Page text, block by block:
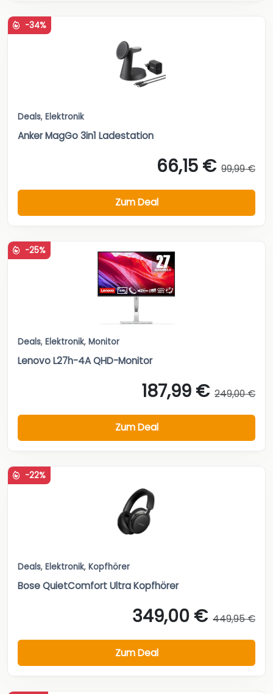
-34%
Deals, Elektronik
Anker MagGo 3in1 Ladestation
66,15 € 99,99 €
Zum Deal
-25%
Deals, Elektronik, Monitor
Lenovo L27h-4A QHD-Monitor
187,99 € 249,00 €
Zum Deal
-22%
Deals, Elektronik, Kopfhörer
Bose QuietComfort Ultra Kopfhörer
349,00 € 449,95 €
Zum Deal